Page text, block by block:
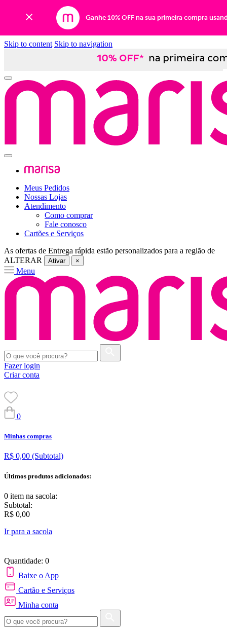
Ganhe 10% OFF na sua primeira compra
Skip to content Skip to navigation
Meus Pedidos
Nossas Lojas
Atendimento
Como comprar
Fale conosco
Cartões e Serviços
As ofertas de Entrega rápida estão personalizados para a região de
ALTERAR
Ativar ×
Menu
Fazer login
Criar conta
0
Minhas compras
R$ 0,00 (Subtotal)
Últimos produtos adicionados:
0 item na sacola:
Subtotal:
R$ 0,00
Ir para a sacola
Quantidade: 0
Baixe o App
Cartão e Serviços
Minha conta